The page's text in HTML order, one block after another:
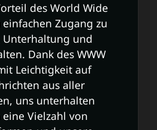
des World Wide
Zugang zu
Unterhaltung und
Dank des WWW
Leichtigkeit auf
aus aller
uns unterhalten
Vielzahl von